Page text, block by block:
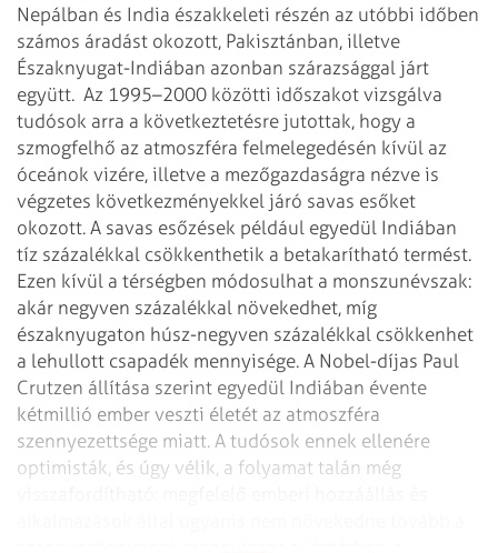
Nepálban és India északkeleti részén az utóbbi időben
számos áradást okozott, Pakisztánban, illetve
Északnyugat-Indiában azonban szárazsággal járt
együtt. Az 1995–2000 közötti időszakot vizsgálva
tudósok arra a következtetésre jutottak, hogy a
szmogfelhő az atmoszféra felmelegedésén kívül az
óceánok vizére, illetve a mezőgazdaságra nézve is
végzetes következményekkel járó savas esőket
okozott. A savas esőzések például egyedül Indiában
tíz százalékkal csökkenthetik a betakarítható termést.
Ezen kívül a térségben módosulhat a monszunévszak:
akár negyven százalékkal növekedhet, míg
északnyugaton húsz-negyven százalékkal csökkenhet
a lehullott csapadék mennyisége. A Nobel-díjas Paul
Crutzen állítása szerint egyedül Indiában évente
kétmillió ember veszti életét az atmoszféra
szennyezettsége miatt. A tudósok ennek ellenére
optimisták, és úgy vélik, a folyamat talán még